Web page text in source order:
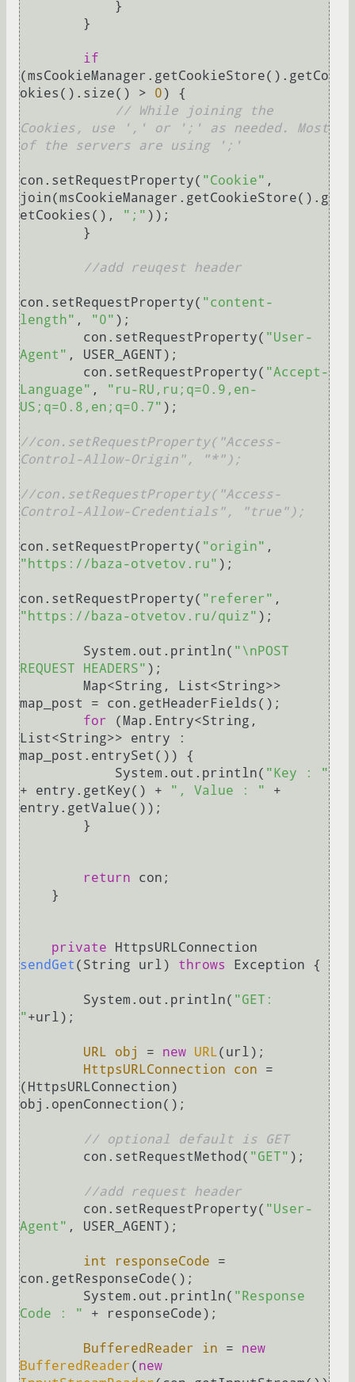
if
(msCookieManager.getCookieStore().getCo
okies().size() > 0) {
// While joining the
Cookies, use ',' or ';' as needed. Most
of the servers are using ';'
con.setRequestProperty( "Cookie" ,
join(msCookieManager.getCookieStore().g
etCookies(),
";" ));
//add reuqest header
con.setRequestProperty( "content-
length" , "0" );
        con.setRequestProperty(
"User-
Agent" , USER_AGENT);
        con.setRequestProperty(
"Accept-
Language" ,
"ru-RU,ru;q=0.9,en-
US;q=0.8,en;q=0.7" );
//con.setRequestProperty("Access-
Control-Allow-Origin", "*");
//con.setRequestProperty("Access-
Control-Allow-Credentials", "true");
con.setRequestProperty( "origin"
"https://baza-otvetov.ru" );
con.setRequestProperty( "referer"
"https://baza-otvetov.ru/quiz" );
        System.out.println(
"\nPOST
REQUEST HEADERS" );
map_post = con.getHeaderFields();
for
(Map.Entry<String,
List<String>> entry :
map_post.entrySet()) {
            System.out.println(
"Key : "
+ entry.getKey() +
", Value : "
+
entry.getValue());
return con;
private
sendGet (String url) throws Exception {
        System.out.println(
"GET:
"+url);
URL obj = new URL(url);
HttpsURLConnection
con
=
(HttpsURLConnection)
obj.openConnection();
// optional default is GET
        con.setRequestMethod(
"GET" );
//add request header
        con.setRequestProperty(
"User-
Agent" , USER_AGENT);
int responseCode
=
con.getResponseCode();
        System.out.println(
"Response
Code : "
+ responseCode);
BufferedReader in =
new
BufferedReader( new